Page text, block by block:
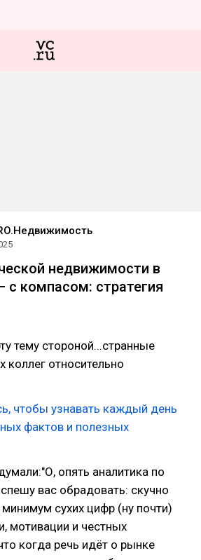
недвижимости в
с компасом: стратегия
тему стороной...странные
относительно
чтобы узнавать каждый день
фактов и полезных
опять аналитика по
вас обрадовать: скучно
сухих цифр (ну почти)
мотивации и честных
когда речь идёт о рынке